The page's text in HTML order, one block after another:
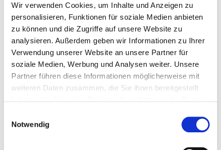
Wir verwenden Cookies, um Inhalte und Anzeigen zu
personalisieren, Funktionen für soziale Medien anbieten
zu können und die Zugriffe auf unsere Website zu
analysieren. Außerdem geben wir Informationen zu Ihrer
Verwendung unserer Website an unsere Partner für
soziale Medien, Werbung und Analysen weiter. Unsere
Partner führen diese Informationen möglicherweise mit
weiteren Daten zusammen, die Sie ihnen bereitgestellt
Notwendig
> to the products